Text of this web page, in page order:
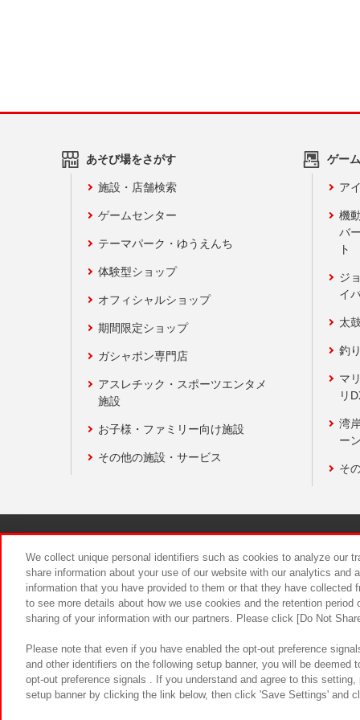
あそび場をさがす
施設・店舗検索
ゲームセンター
テーマパーク・ゆうえんち
体験型ショップ
オフィシャルショップ
期間限定ショップ
ガシャポン専門店
アスレチック・スポーツエンタメ
施設
お子様・ファミリー向け施設
その他の施設・サービス
ゲー
ア
機
バ
ト
ジ
イ
太
釣
マ
リ
湾
ー
そ
食品のご
We collect unique personal identifiers such as cookies to analyze our
share information about your use of our website with our analytics and
information that you have provided to them or that they have
to see more details about how we use cookies and the retention
sharing of your information with our partners. Please click [Do Not
Please note that even if you have enabled the opt-out preference
and other identifiers on the following setup banner, you will be
opt-out preference signals . If you understand and agree to this
setup banner by clicking the link below, then click 'Save Settings' and